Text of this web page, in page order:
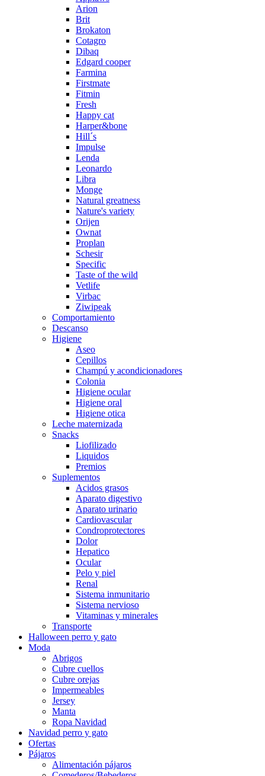
Arion
Brit
Brokaton
Cotagro
Dibaq
Edgard cooper
Farmina
Firstmate
Fitmin
Fresh
Happy cat
Harper&bone
Hill´s
Impulse
Lenda
Leonardo
Libra
Monge
Natural greatness
Nature's variety
Orijen
Ownat
Proplan
Schesir
Specific
Taste of the wild
Vetlife
Virbac
Ziwipeak
Comportamiento
Descanso
Higiene
Aseo
Cepillos
Champú y acondicionadores
Colonia
Higiene ocular
Higiene oral
Higiene otica
Leche maternizada
Snacks
Liofilizado
Liquidos
Premios
Suplementos
Acidos grasos
Aparato digestivo
Aparato urinario
Cardiovascular
Condroprotectores
Dolor
Hepatico
Ocular
Pelo y piel
Renal
Sistema inmunitario
Sistema nervioso
Vitaminas y minerales
Transporte
Halloween perro y gato
Moda
Abrigos
Cubre cuellos
Cubre orejas
Impermeables
Jersey
Manta
Ropa Navidad
Navidad perro y gato
Ofertas
Pájaros
Alimentación pájaros